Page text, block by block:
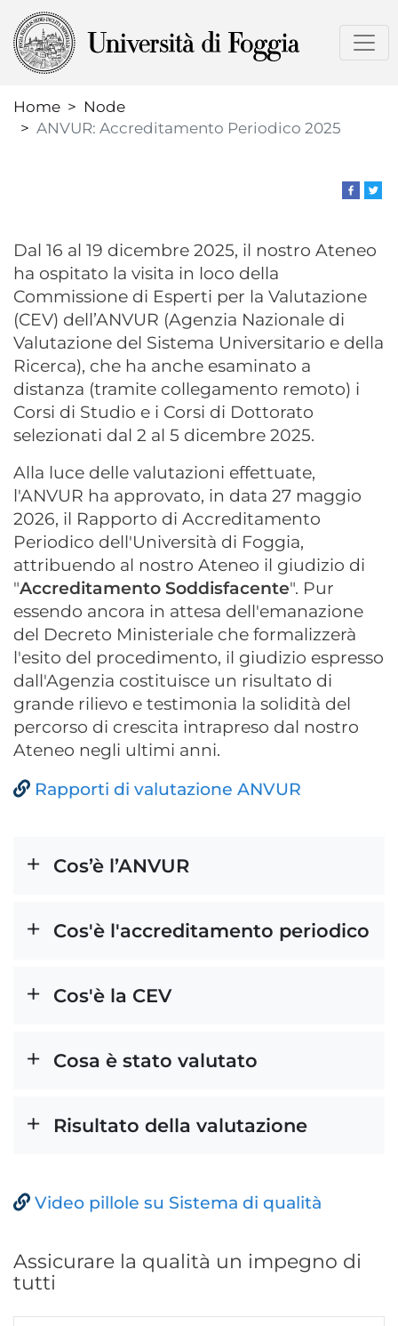
to
Home
Node
ANVUR: Accreditamento Periodico 2025
Dal 16 al 19 dicembre 2025, il nostro Ateneo
ha ospitato la visita in loco della
Commissione di Esperti per la Valutazione
(CEV) dell’ANVUR (Agenzia Nazionale di
Valutazione del Sistema Universitario e della
Ricerca), che ha anche esaminato a
distanza (tramite collegamento remoto) i
Corsi di Studio e i Corsi di Dottorato
selezionati dal 2 al 5 dicembre 2025.
Alla luce delle valutazioni effettuate,
l'ANVUR ha approvato, in data 27 maggio
2026, il Rapporto di Accreditamento
Periodico dell'Università di Foggia,
attribuendo al nostro Ateneo il giudizio di
"Accreditamento Soddisfacente". Pur
essendo ancora in attesa dell'emanazione
del Decreto Ministeriale che formalizzerà
l'esito del procedimento, il giudizio espresso
dall'Agenzia costituisce un risultato di
grande rilievo e testimonia la solidità del
percorso di crescita intrapreso dal nostro
Ateneo negli ultimi anni.
Rapporti di valutazione ANVUR
Cos’è l’ANVUR
Cos'è l'accreditamento periodico
Cos'è la CEV
Cosa è stato valutato
Risultato della valutazione
Video pillole su Sistema di qualità
Assicurare la qualità un impegno di
tutti